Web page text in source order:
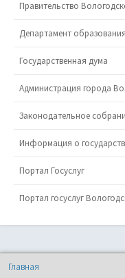
Правительство
Департамент
Государственная дума
Администрация города
Законодательное
Информация о
Портал Госуслуг
Портал госуслуг
Главная